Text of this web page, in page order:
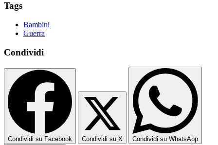
Tags
Bambini
Guerra
Condividi
Condividi su Facebook Condividi su X Condividi su WhatsApp